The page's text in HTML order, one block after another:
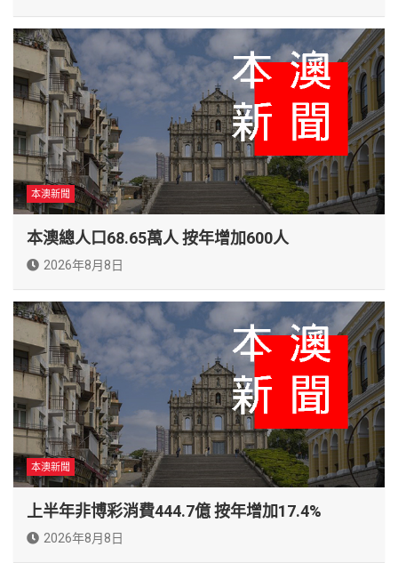
本澳新聞
本澳總人口68.65萬人 按年增加600人
2026年8月8日
本澳新聞
上半年非博彩消費444.7億 按年增加17.4%
2026年8月8日